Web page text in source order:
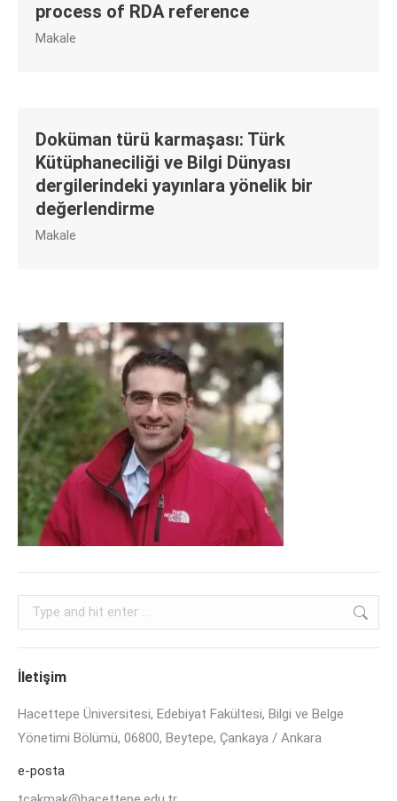
process of RDA reference
Makale
Doküman türü karmaşası: Türk
Kütüphaneciliği ve Bilgi Dünyası
dergilerindeki yayınlara yönelik bir
değerlendirme
Makale
Search:
İletişim
Hacettepe Üniversitesi, Edebiyat Fakültesi, Bilgi ve Belge
Yönetimi Bölümü, 06800, Beytepe, Çankaya / Ankara
e-posta